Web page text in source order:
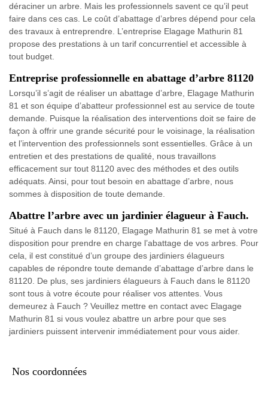
déraciner un arbre. Mais les professionnels savent ce qu’il peut
faire dans ces cas. Le coût d’abattage d’arbres dépend pour cela
des travaux à entreprendre. L’entreprise Elagage Mathurin 81
propose des prestations à un tarif concurrentiel et accessible à
tout budget.
Entreprise professionnelle en abattage d’arbre 81120
Lorsqu’il s’agit de réaliser un abattage d’arbre, Elagage Mathurin
81 et son équipe d’abatteur professionnel est au service de toute
demande. Puisque la réalisation des interventions doit se faire de
façon à offrir une grande sécurité pour le voisinage, la réalisation
et l’intervention des professionnels sont essentielles. Grâce à un
entretien et des prestations de qualité, nous travaillons
efficacement sur tout 81120 avec des méthodes et des outils
adéquats. Ainsi, pour tout besoin en abattage d’arbre, nous
sommes à disposition de toute demande.
Abattre l’arbre avec un jardinier élagueur à Fauch.
Situé à Fauch dans le 81120, Elagage Mathurin 81 se met à votre
disposition pour prendre en charge l’abattage de vos arbres. Pour
cela, il est constitué d’un groupe des jardiniers élagueurs
capables de répondre toute demande d’abattage d’arbre dans le
81120. De plus, ses jardiniers élagueurs à Fauch dans le 81120
sont tous à votre écoute pour réaliser vos attentes. Vous
demeurez à Fauch ? Veuillez mettre en contact avec Elagage
Mathurin 81 si vous voulez abattre un arbre pour que ses
jardiniers puissent intervenir immédiatement pour vous aider.
Nos coordonnées